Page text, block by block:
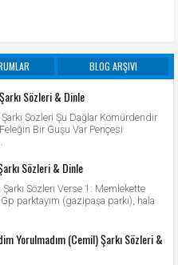
BLOG ARŞIVI
Sözleri & Dinle
Sözleri Şu Dağlar Kömürdendir
Bir Guşu Var Pençesi
Sözleri & Dinle
Sözleri Verse 1: Memlekette
parktayım (gazipaşa parkı), hala
Yorulmadım (Cemil) Şarkı Sözleri &